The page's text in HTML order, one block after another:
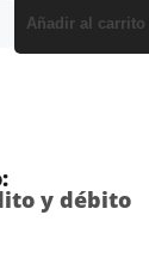
Añadir al carrito
y débito